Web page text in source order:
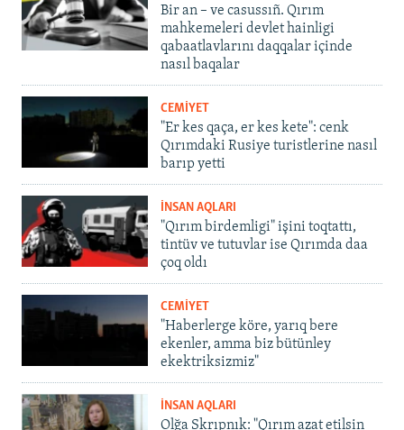
Bir an – ve casussıñ. Qırım
mahkemeleri devlet hainligi
qabaatlavlarını daqqalar içinde
nasıl baqalar
CEMİYET
"Er kes qaça, er kes kete": cenk
Qırımdaki Rusiye turistlerine nasıl
barıp yetti
İNSAN AQLARI
"Qırım birdemligi" işini toqtattı,
tintüv ve tutuvlar ise Qırımda daa
çoq oldı
CEMİYET
"Haberlerge köre, yarıq bere
ekenler, amma biz bütünley
ekektriksizmiz"
İNSAN AQLARI
Olğa Skrıpnık: "Qırım azat etilsin